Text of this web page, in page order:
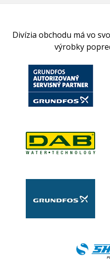
Divízia obchodu má vo
výrobky